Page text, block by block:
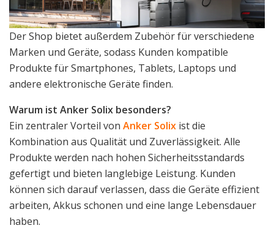
Der Shop bietet außerdem Zubehör für verschiedene
Marken und Geräte, sodass Kunden kompatible
Produkte für Smartphones, Tablets, Laptops und
andere elektronische Geräte finden.
Warum ist Anker Solix besonders?
Ein zentraler Vorteil von Anker Solix ist die
Kombination aus Qualität und Zuverlässigkeit. Alle
Produkte werden nach hohen Sicherheitsstandards
gefertigt und bieten langlebige Leistung. Kunden
können sich darauf verlassen, dass die Geräte effizient
arbeiten, Akkus schonen und eine lange Lebensdauer
haben.